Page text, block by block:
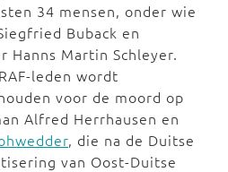
34 mensen, onder wie
Buback en
Hanns Martin Schleyer.
leden wordt
voor de moord op
Alfred Herrhausen en
, die na de Duitse
van Oost-Duitse